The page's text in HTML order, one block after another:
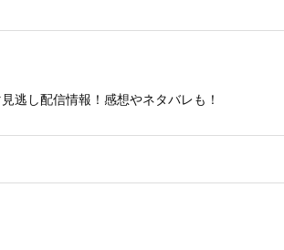
逃し配信情報！感想やネタバレも！